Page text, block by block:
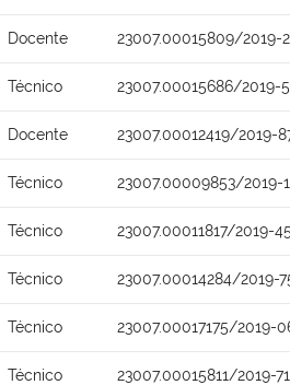
Docente 23007.00015809/2019-
Técnico 23007.00015686/2019-
Docente 23007.00012419/2019-
Técnico 23007.00009853/2019-
Técnico 23007.00011817/2019-45
Técnico 23007.00014284/2019-
Técnico 23007.00017175/2019-
Técnico 23007.00015811/2019-71